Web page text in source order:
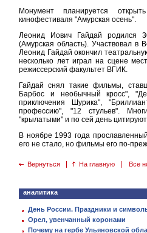
Монумент планируется
кинофестиваля "Амурская осень".
Леонид Иович Гайдай родился
(Амурская область). Участвовал в
Леонид Гайдай окончил
несколько лет играл на сцене
режиссерский факультет ВГИК.
Гайдай снял такие фильмы,
Барбос и необычный кросс",
приключения Шурика",
профессию", "12 стульев".
"крылатыми" и по сей день
В ноябре 1993 года
его не стало, но фильмы его по-
Вернуться На главную Все
аналитика
День России. Праздники и
Орел, увенчанный коронами
Почему на гербе Ульяновской